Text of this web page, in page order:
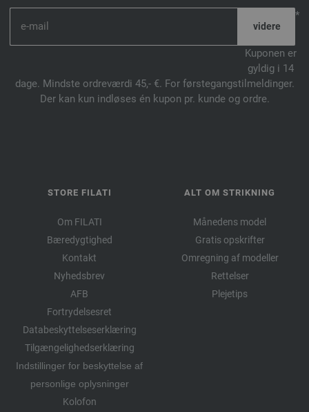
*
Kuponen er
gyldig i 14
dage. Mindste ordreværdi 45,- €. For førstegangstilmeldinger.
Der kan kun indløses én kupon pr. kunde og ordre.
STORE FILATI
Om FILATI
Bæredygtighed
Kontakt
Nyhedsbrev
AFB
Fortrydelsesret
Databeskyttelseserklæring
Tilgængelighedserklæring
Indstillinger for beskyttelse af
personlige oplysninger
Kolofon
ALT OM STRIKNING
Månedens model
Gratis opskrifter
Omregning af modeller
Rettelser
Plejetips